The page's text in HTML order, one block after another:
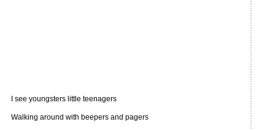
I see youngsters little teenagers
Walking around with beepers and pagers